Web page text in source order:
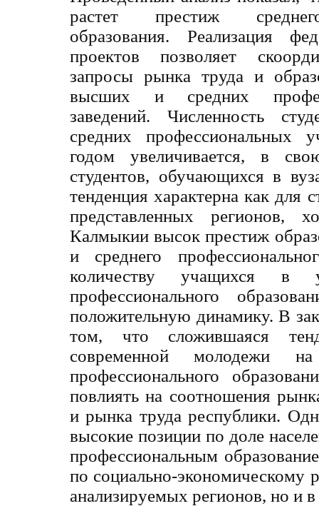
растет престиж
образования. Реализация
проектов позволяет
запросы рынка труда и
высших и средних
заведений. Численность
средних профессиональных
годом увеличивается, в
студентов, обучающихся в
тенденция характерна как для
представленных
Калмыкии высок престиж
и среднего
количеству учащихся в
профессионального
положительную динамику. В
том, что сложившаяся
современной молодежи
профессионального
повлиять на соотношения
и рынка труда республики.
высокие позиции по доле
профессиональным
по социально-экономическому
анализируемых регионов, но и